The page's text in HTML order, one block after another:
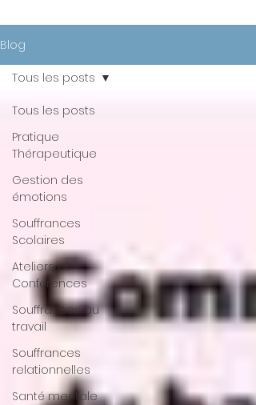
Blog
Tous les posts
Pratique
Thérapeutique
Gestion des
émotions
Souffrances
Scolaires
Ateliers et
Conférences
Souffrances au
travail
Souffrances
relationnelles
Santé mentale
Tous les posts